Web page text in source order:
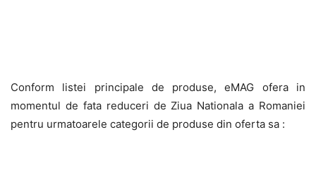
Conform listei principale de produse, eMAG ofera in
momentul de fata reduceri de Ziua Nationala a Romaniei
pentru urmatoarele categorii de produse din oferta sa :